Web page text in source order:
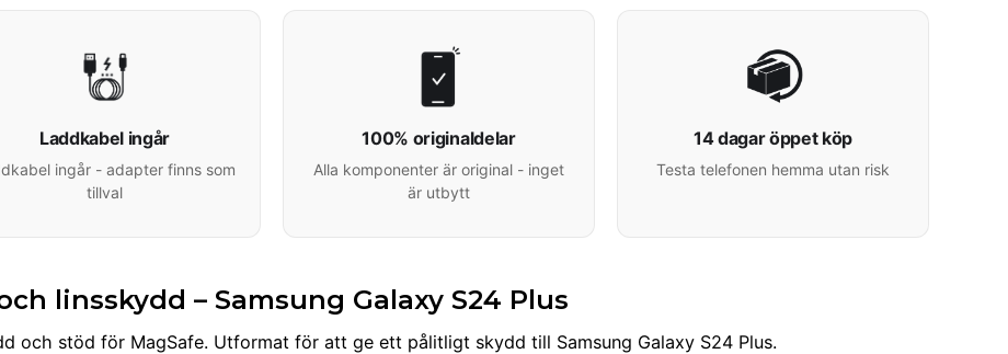
Laddkabel ingår
ingår - adapter finns som
tillval
100% originaldelar
Alla komponenter är original - inget
är utbytt
14 dagar öppet köp
Testa telefonen hemma utan risk
linsskydd – Samsung Galaxy S24 Plus
och stöd för MagSafe. Utformat för att ge ett pålitligt skydd till Samsung Galaxy S24 Plus.